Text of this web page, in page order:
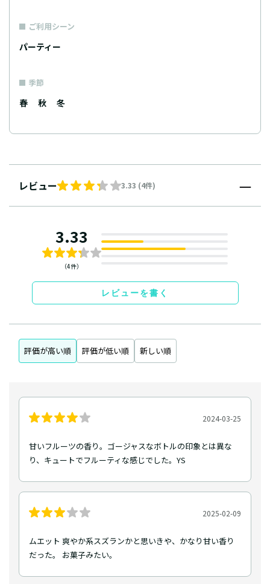
ご利用シーン
パーティー
季節
春 秋 冬
レビュー 3.33 (4件)
3.33
（4件）
レビューを書く
評価が高い順 評価が低い順 新しい順
2024-03-25
甘いフルーツの香り。ゴージャスなボトルの印象とは異な
り、キュートでフルーティな感じでした。YS
2025-02-09
ムエット 爽やか系スズランかと思いきや、かなり甘い香り
だった。 お菓子みたい。